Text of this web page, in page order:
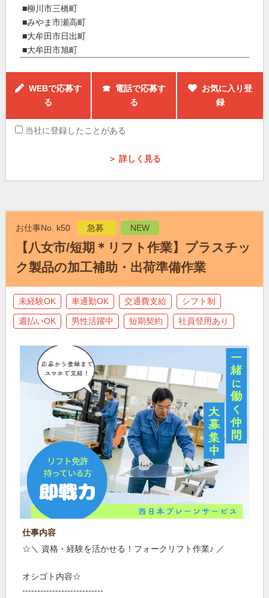
■柳川市三橋町
■みやま市瀬高町
■大牟田市日出町
■大牟田市旭町
WEBで応募す
る
☎ 電話で応募す
る
お気に入り登
録
当社に登録したことがある
＞ 詳しく見る
お仕事No. k50 急募 NEW
【八女市/短期＊リフト作業】プラスチッ
ク製品の加工補助・出荷準備作業
未経験OK 車通勤OK 交通費支給 シフト制
週払いOK 男性活躍中 短期契約 社員登用あり
仕事内容
☆＼ 資格・経験を活かせる！フォークリフト作業♪ ／
オシゴト内容☆
---------------------------